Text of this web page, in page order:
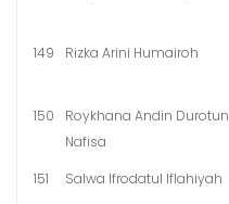
149
Rizka Arini Humairoh
150
Roykhana Andin Durotun
Nafisa
151
Salwa Ifrodatul Iflahiyah